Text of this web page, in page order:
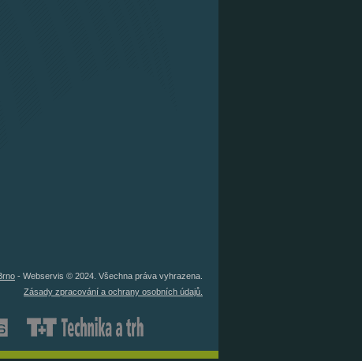
- Webservis © 2024. Všechna práva vyhrazena.
Zásady zpracování a ochrany osobních údajů.